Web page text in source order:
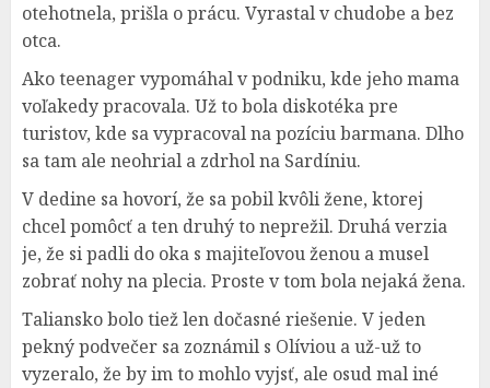
otehotnela, prišla o prácu. Vyrastal v chudobe a bez
otca.
Ako teenager vypomáhal v podniku, kde jeho mama
voľakedy pracovala. Už to bola diskotéka pre
turistov, kde sa vypracoval na pozíciu barmana. Dlho
sa tam ale neohrial a zdrhol na Sardíniu.
V dedine sa hovorí, že sa pobil kvôli žene, ktorej
chcel pomôcť a ten druhý to neprežil. Druhá verzia
je, že si padli do oka s majiteľovou ženou a musel
zobrať nohy na plecia. Proste v tom bola nejaká žena.
Taliansko bolo tiež len dočasné riešenie. V jeden
pekný podvečer sa zoznámil s Olíviou a už-už to
vyzeralo, že by im to mohlo vyjsť, ale osud mal iné